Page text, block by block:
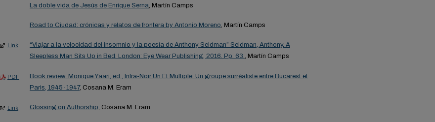
La doble vida de Jesús de Enrique Serna , Martín Camps
Road to Ciudad: crónicas y relatos de frontera by Antonio Moreno, Martín Camps
Link
“Viajar a la velocidad del insomnio y la poesía de Anthony Seidman” Seidman, Anthony. A
Sleepless Man Sits Up in Bed. London: Eye Wear Publishing, 2016. Pp. 63., Martín Camps
PDF
Book review: Monique Yaari, ed., Infra-Noir Un Et Multiple: Un groupe surréaliste entre Bucarest et
Paris, 1945-1947, Cosana M. Eram
Link Glossing on Authorship , Cosana M. Eram